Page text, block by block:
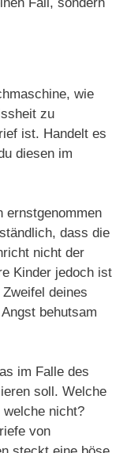
wie
zu
ist. Handelt es
diesen im
ernstgenommen
dass die
nicht der
Kinder jedoch ist
deines
behutsam
im Falle des
soll. Welche
welche nicht?
von